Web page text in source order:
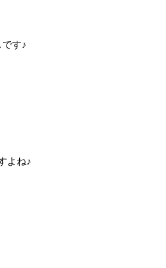
す♪
よね♪